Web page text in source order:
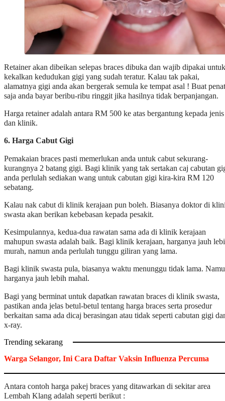
Retainer akan dibeikan selepas braces dibuka dan wajib dipakai untuk
kekalkan kedudukan gigi yang sudah teratur. Kalau tak pakai,
alamatnya gigi anda akan bergerak semula ke tempat asal ! Buat penat
saja anda bayar beribu-ribu ringgit jika hasilnya tidak berpanjangan.
Harga retainer adalah antara RM 500 ke atas bergantung kepada jenis
dan klinik.
6. Harga Cabut Gigi
Pemakaian braces pasti memerlukan anda untuk cabut sekurang-
kurangnya 2 batang gigi. Bagi klinik yang tak sertakan caj cabutan
anda perlulah sediakan wang untuk cabutan gigi kira-kira RM 120
sebatang.
Kalau nak cabut di klinik kerajaan pun boleh. Biasanya doktor di
swasta akan berikan kebebasan kepada pesakit.
Kesimpulannya, kedua-dua rawatan sama ada di klinik kerajaan
mahupun swasta adalah baik. Bagi klinik kerajaan, harganya jauh
murah, namun anda perlulah tunggu giliran yang lama.
Bagi klinik swasta pula, biasanya waktu menunggu tidak lama.
harganya jauh lebih mahal.
Bagi yang berminat untuk dapatkan rawatan braces di klinik swasta,
pastikan anda jelas betul-betul tentang harga braces serta prosedur
berkaitan sama ada dicaj berasingan atau tidak seperti cabutan gigi
x-ray.
Trending sekarang
Warga Selangor, Ini Cara Daftar Vaksin Influenza Percuma
Antara contoh harga pakej braces yang ditawarkan di sekitar area
Lembah Klang adalah seperti berikut :